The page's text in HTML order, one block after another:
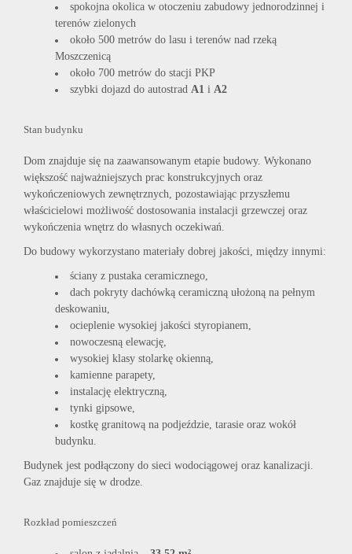
spokojna okolica w otoczeniu zabudowy jednorodzinnej i
terenów zielonych
około 500 metrów do lasu i terenów nad rzeką
Moszczenicą
około 700 metrów do stacji PKP
szybki dojazd do autostrad A1 i A2
Stan budynku
Dom znajduje się na zaawansowanym etapie budowy. Wykonano
większość najważniejszych prac konstrukcyjnych oraz
wykończeniowych zewnętrznych, pozostawiając przyszłemu
właścicielowi możliwość dostosowania instalacji grzewczej oraz
wykończenia wnętrz do własnych oczekiwań.
Do budowy wykorzystano materiały dobrej jakości, między innymi:
ściany z pustaka ceramicznego,
dach pokryty dachówką ceramiczną ułożoną na pełnym
deskowaniu,
ocieplenie wysokiej jakości styropianem,
nowoczesną elewację,
wysokiej klasy stolarkę okienną,
kamienne parapety,
instalację elektryczną,
tynki gipsowe,
kostkę granitową na podjeździe, tarasie oraz wokół
budynku.
Budynek jest podłączony do sieci wodociągowej oraz kanalizacji.
Gaz znajduje się w drodze.
Rozkład pomieszczeń